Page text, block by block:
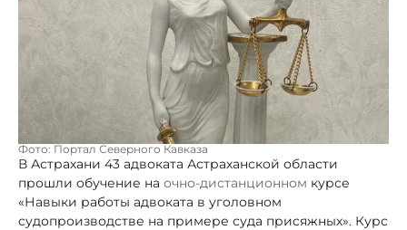
Фото: Портал Северного Кавказа
В Астрахани 43 адвоката Астраханской области
прошли обучение на очно-дистанционном курсе
«Навыки работы адвоката в уголовном
судопроизводстве на примере суда присяжных». Курс